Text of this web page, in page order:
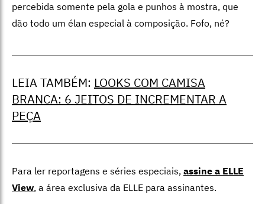
percebida somente pela gola e punhos à mostra, que
dão todo um élan especial à composição. Fofo, né?
LEIA TAMBÉM: LOOKS COM CAMISA
BRANCA: 6 JEITOS DE INCREMENTAR A
PEÇA
Para ler reportagens e séries especiais, assine a ELLE
View, a área exclusiva da ELLE para assinantes.